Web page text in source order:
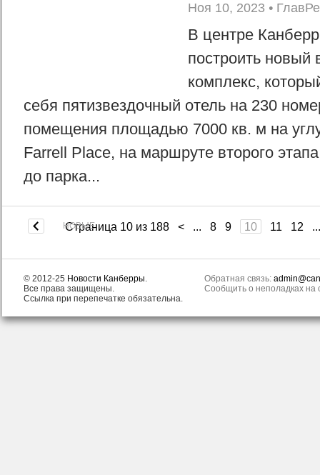
Ноя 10, 2023 •
В центре
построить новый
комплекс,
себя пятизвездочный отель на 230
помещения площадью 7000 кв. м на
Farrell Place, на маршруте второго
до парка...
Страница 10 из 188 <
НОВЫЕ ... 8 9 10 11 12 ...
© 2012-25 Новости Канберры.
Все права защищены.
Ссылка при перепечатке обязательна.
Обратная связь:
Сообщить о неполадках на